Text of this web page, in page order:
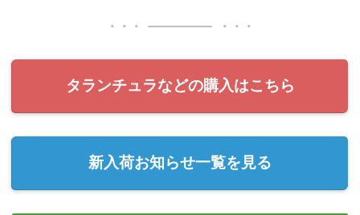
タランチュラなどの購入はこちら
新入荷お知らせ一覧を見る